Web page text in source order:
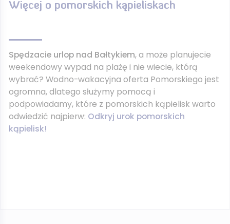
Więcej o pomorskich kąpieliskach
Spędzacie urlop nad Bałtykiem, a może planujecie
weekendowy wypad na plażę i nie wiecie, którą
wybrać? Wodno-wakacyjna oferta Pomorskiego jest
ogromna, dlatego służymy pomocą i
podpowiadamy, które z pomorskich kąpielisk warto
odwiedzić najpierw: Odkryj urok pomorskich
kąpielisk!